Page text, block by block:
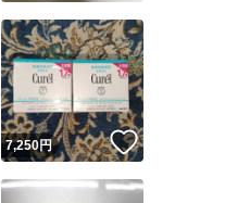
あり、発送を保証しているものではあ
このユーザーは高頻度で24時間以内＆設
ます
このユーザーは高頻度で24時間以内に発
キャンセル
いね！
7,250円 いいね！